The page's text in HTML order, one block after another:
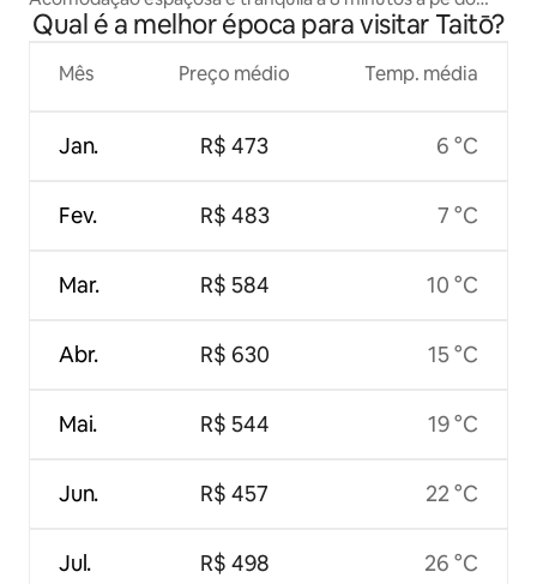
Templo Asakusa (Mezonet, acomoda até 11 pessoas)
Qual é a melhor época para visitar Taitō?
Mês
Jan.
Fev.
Mar.
Abr.
Mai.
Jun.
Jul.
Preço médio
R$ 473
R$ 483
R$ 584
R$ 630
R$ 544
R$ 457
R$ 498
Temp. média
6 °C
7 °C
10 °C
15 °C
19 °C
22 °C
26 °C